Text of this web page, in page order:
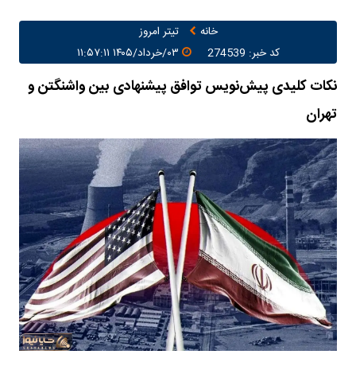
خانه
تیتر امروز
کد خبر: 274539
نکات کلیدی پیش‌نویس توافق پیشنهادی بین واشنگتن و
تهران